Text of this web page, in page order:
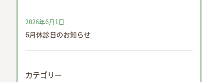
6月休診日のお知らせ
2026年6月1日
カテゴリー